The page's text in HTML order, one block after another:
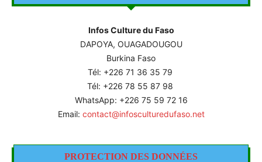
Infos Culture du Faso
DAPOYA, OUAGADOUGOU
Burkina Faso
Tél: +226 71 36 35 79
Tél: +226 78 55 87 98
WhatsApp: +226 75 59 72 16
Email: contact@infosculturedufaso.net
PROTECTION DES DONNÉES